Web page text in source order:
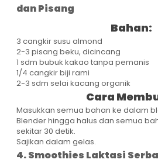
dan Pisang
Bahan:
3 cangkir susu almond
2-3 pisang beku, dicincang
1 sdm bubuk kakao tanpa pemanis
1/4 cangkir biji rami
2-3 sdm selai kacang organik
Cara
Masukkan semua bahan ke dalam
Blender hingga halus dan semua
sekitar 30 detik.
Sajikan dalam gelas.
4. Smoothies Laktasi